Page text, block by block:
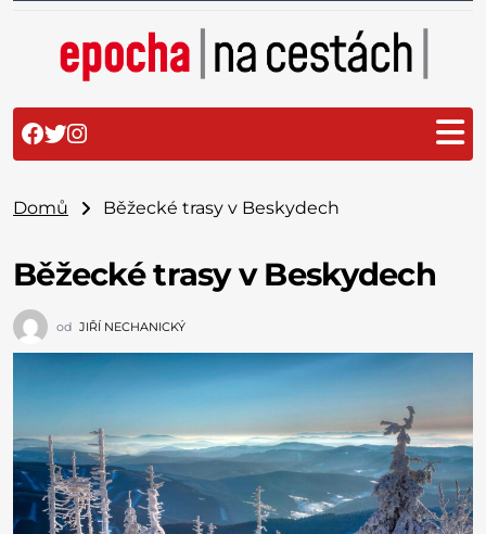
Domů Běžecké trasy v Beskydech
Běžecké trasy v Beskydech
od JIŘÍ NECHANICKÝ